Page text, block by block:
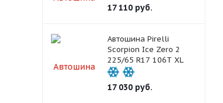
17 110руб.
Автошина Pirelli
Scorpion Ice Zero 2
225/65 R17 106T XL
17 030руб.